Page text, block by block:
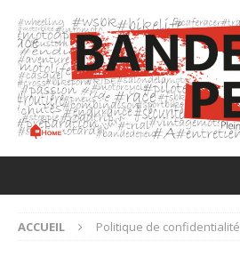
ACCUEIL Politique de confidentialité